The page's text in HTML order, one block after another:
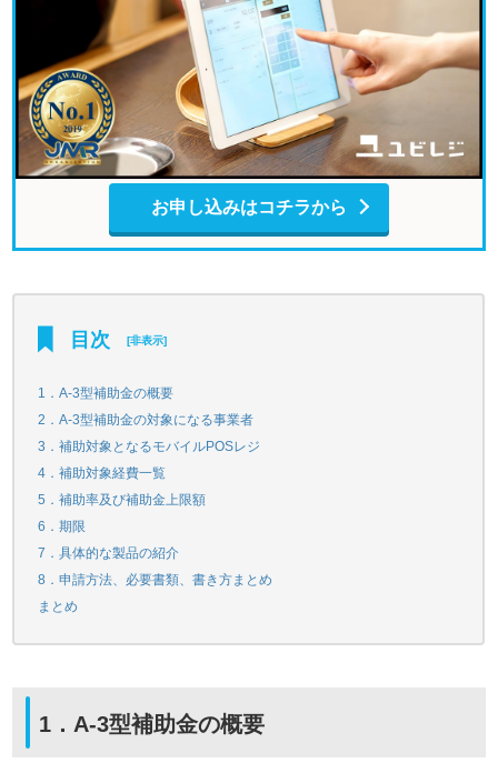
お申し込みはコチラから
目次 [非表示]
1．A-3型補助金の概要
2．A-3型補助金の対象になる事業者
3．補助対象となるモバイルPOSレジ
4．補助対象経費一覧
5．補助率及び補助金上限額
6．期限
7．具体的な製品の紹介
8．申請方法、必要書類、書き方まとめ
まとめ
1．A-3型補助金の概要